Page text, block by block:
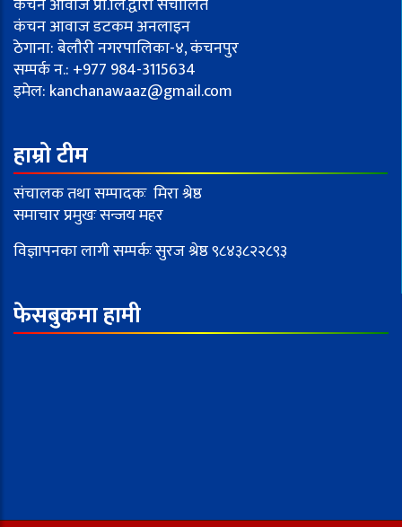
कंचन आवाज प्रा.लि.द्वारा संचालित
कंचन आवाज डटकम अनलाइन
ठेगाना: बेलौरी नगरपालिका-४, कंचनपुर
सम्पर्क न.: +977 984-3115634
इमेल: kanchanawaaz@gmail.com
हाम्रो टीम
संचालक तथा सम्पादकः मिरा श्रेष्ठ
समाचार प्रमुखः सन्जय महर
विज्ञापनका लागी सम्पर्कः सुरज श्रेष्ठ ९८४३८२२८९३
फेसबुकमा हामी